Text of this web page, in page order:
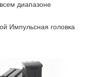
диапазоне
Импульсная головка